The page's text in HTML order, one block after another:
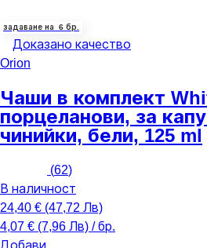
задаване на 6 бр.
Доказано качество
Orion
Чаши в комплект
порцеланови, за
чинийки, бели, 125 ml
(62)
В наличност
24,40 € (47,72 Лв)
4,07 € (7,96 Лв) / бр.